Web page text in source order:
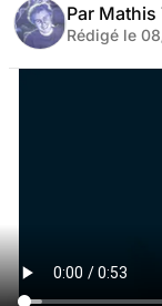
Par Mathis
Rédigé le